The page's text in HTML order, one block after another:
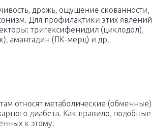
дрожь, ощущение скованности,
Для профилактики этих явлений
тригексифенидил (циклодол),
амантадин (ПК-мерц) и др.
относят метаболические (обменные)
диабета. Как правило, подобные
к этому.